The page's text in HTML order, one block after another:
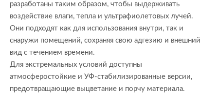
разработаны таким образом, чтобы выдерживать
воздействие влаги, тепла и ультрафиолетовых лучей.
Они подходят как для использования внутри, так и
снаружи помещений, сохраняя свою адгезию и внешний
вид с течением времени.
Для экстремальных условий доступны
атмосферостойкие и УФ-стабилизированные версии,
предотвращающие выцветание и порчу материала.